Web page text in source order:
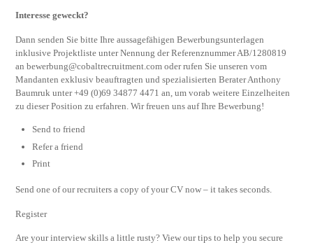
Interesse geweckt?
Dann senden Sie bitte Ihre aussagefähigen Bewerbungsunterlagen
inklusive Projektliste unter Nennung der Referenznummer AB/1280819
anbewerbung@cobaltrecruitment.com oder rufen Sie unseren vom
Mandanten exklusiv beauftragten und spezialisierten Berater Anthony
Baumruk unter +49 (0)69 34877 4471 an, um vorab weitere Einzelheiten
zu dieser Position zu erfahren. Wir freuen uns auf Ihre Bewerbung!
Send to friend
Refer a friend
Print
Send one of our recruiters a copy of your CV now – it takes seconds.
Register
Are your interview skills a little rusty? View our tips to help you secure